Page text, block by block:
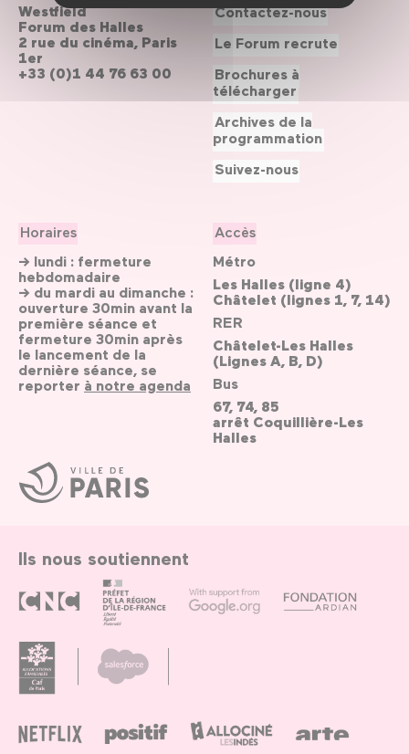
Ville
de
Paris
Westfield
Forum des Halles
2 rue du cinéma, Paris
1er
+33 (0)1 44 76 63 00
Horaires
→ lundi : fermeture
hebdomadaire
→ du mardi au dimanche :
ouverture 30min avant la
première séance et
fermeture 30min après
le lancement de la
dernière séance, se
reporter à notre agenda
Accès
Métro
Les Halles (ligne 4)
Châtelet (lignes 1, 7, 14)
RER
Châtelet-Les Halles
(Lignes A, B, D)
Bus
67, 74, 85
arrêt Coquillière-Les
Halles
Contactez-nous
Le Forum recrute
Brochures à
télécharger
Archives de la
programmation
Suivez-nous
Ils nous soutiennent